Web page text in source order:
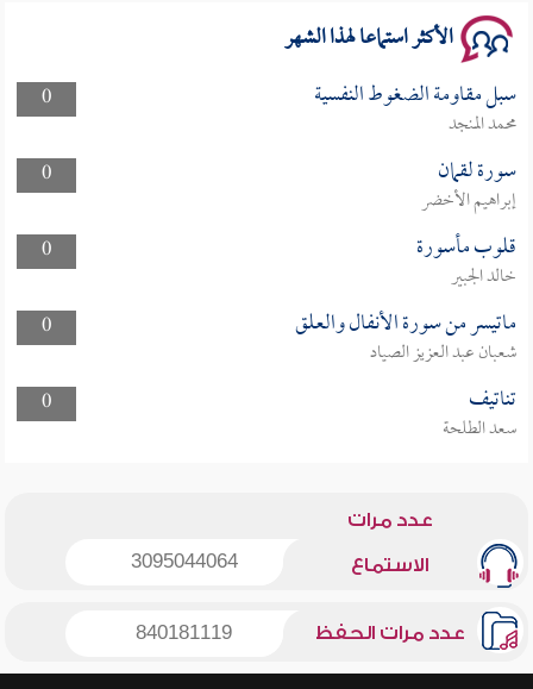
الأكثر استماعا لهذا الشهر
0 سبل مقاومة الضغوط النفسية
محمد المنجد
0
سورة لقمان
إبراهيم الأخضر
0
قلوب مأسورة
خالد الجبير
0
ماتيسر من سورة الأنفال والعلق
شعبان عبد العزيز الصياد
0
تناتيف
سعد الطلحة
عدد مرات
الاستماع 3095044064
عدد مرات الحفظ 840181119